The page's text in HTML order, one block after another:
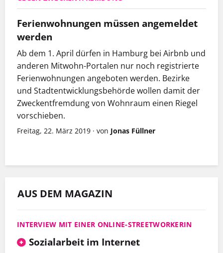
Ferienwohnungen müssen angemeldet
werden
Ab dem 1. April dürfen in Hamburg bei Airbnb und
anderen Mitwohn-Portalen nur noch registrierte
Ferienwohnungen angeboten werden. Bezirke
und Stadtentwicklungsbehörde wollen damit der
Zweckentfremdung von Wohnraum einen Riegel
vorschieben.
Freitag, 22. März 2019 · von Jonas Füllner
AUS DEM MAGAZIN
INTERVIEW MIT EINER ONLINE-STREETWORKERIN
Sozialarbeit im Internet